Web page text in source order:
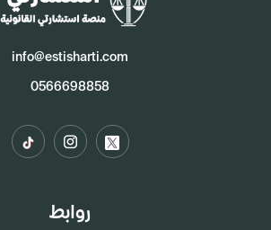
info@estisharti.com
0566698858
روابط